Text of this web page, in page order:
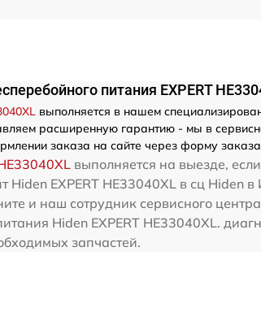
питания EXPERT
выполняется в нашем
расширенную гарантию - мы в
заказа на сайте через форму
выполняется на выезде,
Hiden EXPERT HE33040XL в сц Hiden
и наш сотрудник сервисного
Hiden EXPERT HE33040XL.
запчастей.